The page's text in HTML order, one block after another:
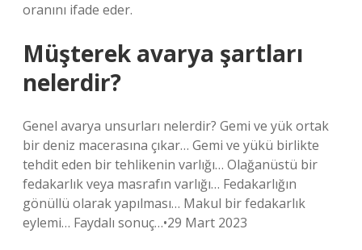
oranını ifade eder.
Müşterek avarya şartları
nelerdir?
Genel avarya unsurları nelerdir? Gemi ve yük ortak
bir deniz macerasına çıkar… Gemi ve yükü birlikte
tehdit eden bir tehlikenin varlığı… Olağanüstü bir
fedakarlık veya masrafın varlığı… Fedakarlığın
gönüllü olarak yapılması… Makul bir fedakarlık
eylemi… Faydalı sonuç…•29 Mart 2023